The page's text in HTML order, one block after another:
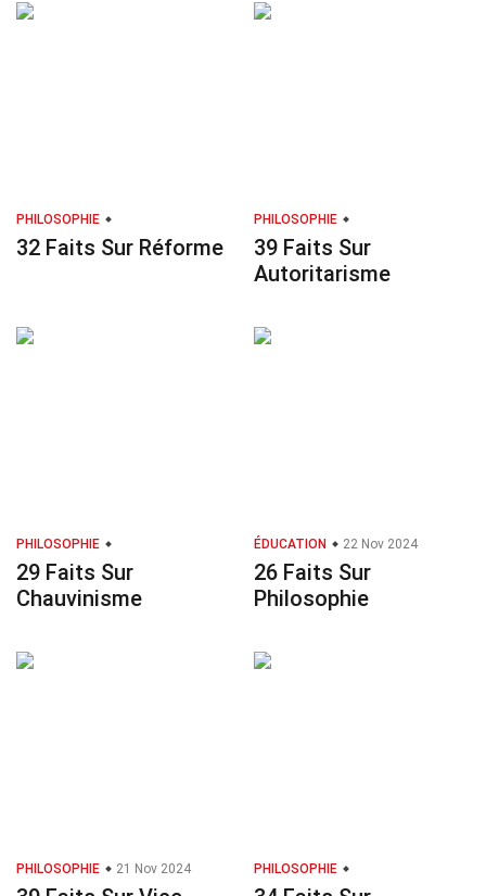
PHILOSOPHIE
32 Faits Sur Réforme
PHILOSOPHIE
39 Faits Sur
Autoritarisme
PHILOSOPHIE
29 Faits Sur
Chauvinisme
ÉDUCATION 22 Nov 2024
26 Faits Sur
Philosophie
PHILOSOPHIE 21 Nov 2024 PHILOSOPHIE